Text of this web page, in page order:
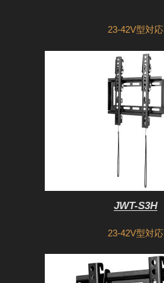
23-42V型対応
JWT-S3H
23-42V型対応